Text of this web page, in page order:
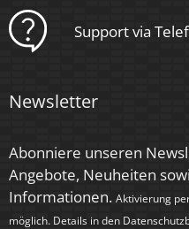
Schaltzyklen
> 15.000
< 1,00 Sek.
Zündzeit
< 0,5 Sek.
Farbe
Support via
Newsletter
Abonniere unseren
Angebote, Neuheiten
Informationen. Aktivierung
möglich. Details in den